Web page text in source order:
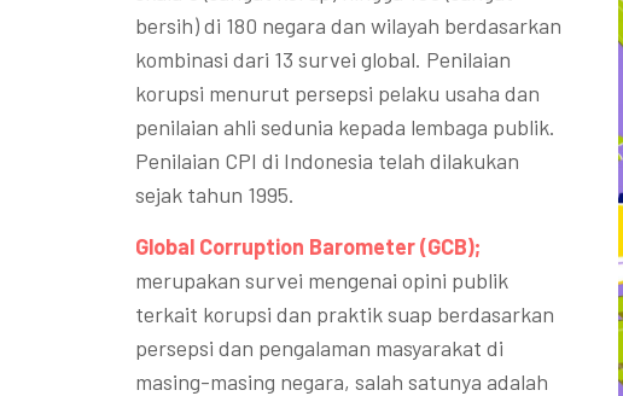
bersih) di 180 negara dan wilayah berdasarkan
kombinasi dari 13 survei global. Penilaian
korupsi menurut persepsi pelaku usaha dan
penilaian ahli sedunia kepada lembaga publik.
Penilaian CPI di Indonesia telah dilakukan
sejak tahun 1995.
Global Corruption Barometer (GCB);
merupakan survei mengenai opini publik
terkait korupsi dan praktik suap berdasarkan
persepsi dan pengalaman masyarakat di
masing-masing negara, salah satunya adalah